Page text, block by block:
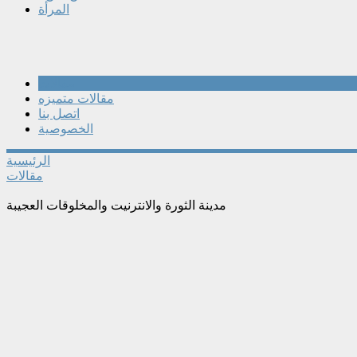
المرأة
مقالات متميزه
اتصل بنا
الخصوصية
الرئيسية
مقالات
مدينة الثورة والانترنيت والمخلوقات العجيبة